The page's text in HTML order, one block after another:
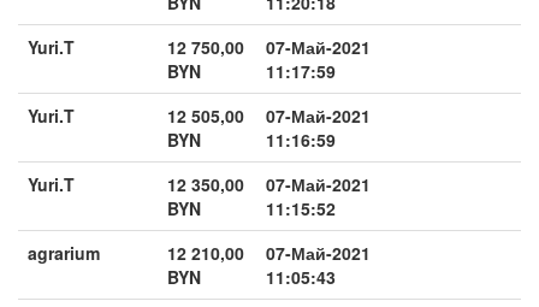
Yuri.T
12 750,00
BYN
07-Май-2021
11:17:59
Yuri.T
12 505,00
BYN
07-Май-2021
11:16:59
Yuri.T
12 350,00
BYN
07-Май-2021
11:15:52
agrarium
12 210,00
BYN
07-Май-2021
11:05:43